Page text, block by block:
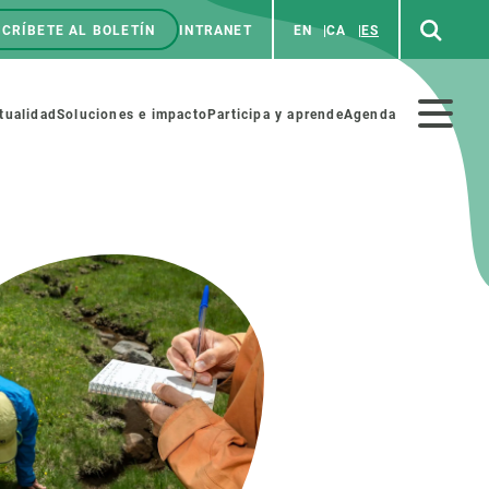
AL BOLETÍN INTRANET EN CA ES
Soluciones e impacto Participa y aprendeAgenda
de Recursos Humanos
académicas
PF
PARTICIPA
Cienca y arte
Haz ciencia con nosotros
Materiales educativos
COLABORA